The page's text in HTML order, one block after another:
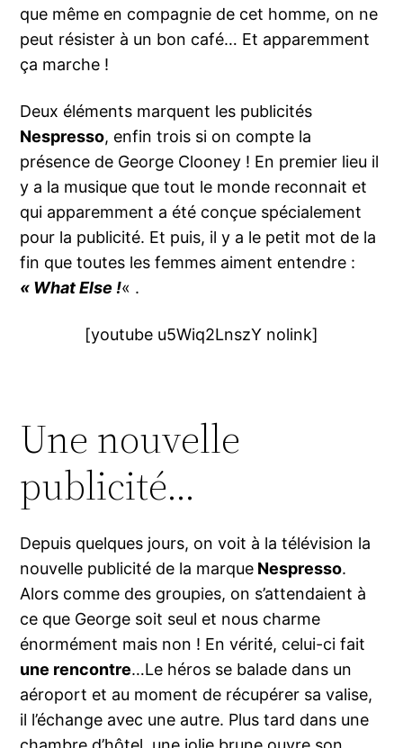
que même en compagnie de cet homme, on ne
peut résister à un bon café… Et apparemment
ça marche !
Deux éléments marquent les publicités
Nespresso, enfin trois si on compte la
présence de George Clooney ! En premier lieu il
y a la musique que tout le monde reconnait et
qui apparemment a été conçue spécialement
pour la publicité. Et puis, il y a le petit mot de la
fin que toutes les femmes aiment entendre :
« What Else !« .
[youtube u5Wiq2LnszY nolink]
Une nouvelle
publicité…
Depuis quelques jours, on voit à la télévision la
nouvelle publicité de la marque Nespresso.
Alors comme des groupies, on s’attendaient à
ce que George soit seul et nous charme
énormément mais non ! En vérité, celui-ci fait
une rencontre…Le héros se balade dans un
aéroport et au moment de récupérer sa valise,
il l’échange avec une autre. Plus tard dans une